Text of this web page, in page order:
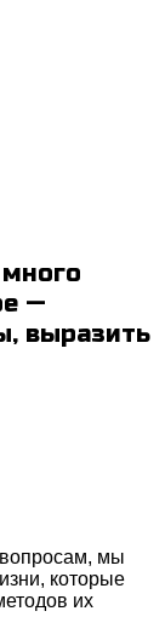
—
выразить
мы
которые
их